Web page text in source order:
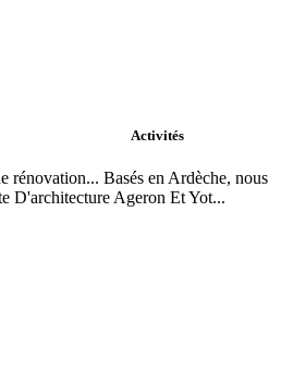
Activités
rénovation... Basés en Ardèche, nous
D'architecture Ageron Et Yot...